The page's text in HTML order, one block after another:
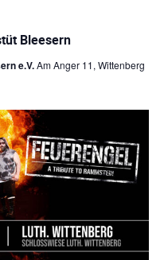
Bleesern
e.V.Am Anger 11, Wittenberg